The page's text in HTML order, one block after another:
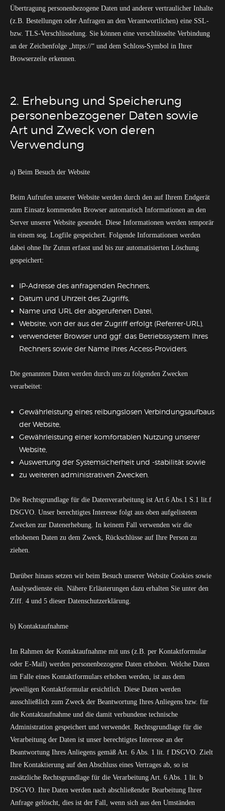
Übertragung personenbezogene Daten und anderer vertraulicher Inhalte
(z.B. Bestellungen oder Anfragen an den Verantwortlichen) eine SSL-
bzw. TLS-Verschlüsselung. Sie können eine verschlüsselte Verbindung
an der Zeichenfolge „https://“ und dem Schloss-Symbol in Ihrer
Browserzeile erkennen.
2. Erhebung und Speicherung
personenbezogener Daten sowie
Art und Zweck von deren
Verwendung
a) Beim Besuch der Website
Beim Aufrufen unserer Website werden durch den auf Ihrem Endgerät
zum Einsatz kommenden Browser automatisch Informationen an den
Server unserer Website gesendet. Diese Informationen werden temporär
in einem sog. Logfile gespeichert. Folgende Informationen werden
dabei ohne Ihr Zutun erfasst und bis zur automatisierten Löschung
gespeichert:
IP-Adresse des anfragenden Rechners,
Datum und Uhrzeit des Zugriffs,
Name und URL der abgerufenen Datei,
Website, von der aus der Zugriff erfolgt (Referrer-URL),
verwendeter Browser und ggf. das Betriebssystem Ihres
Rechners sowie der Name Ihres Access-Providers.
Die genannten Daten werden durch uns zu folgenden Zwecken
verarbeitet:
Gewährleistung eines reibungslosen Verbindungsaufbaus
der Website,
Gewährleistung einer komfortablen Nutzung unserer
Website,
Auswertung der Systemsicherheit und -stabilität sowie
zu weiteren administrativen Zwecken.
Die Rechtsgrundlage für die Datenverarbeitung ist Art.6 Abs.1 S.1 lit.f
DSGVO. Unser berechtigtes Interesse folgt aus oben aufgelisteten
Zwecken zur Datenerhebung. In keinem Fall verwenden wir die
erhobenen Daten zu dem Zweck, Rückschlüsse auf Ihre Person zu
ziehen.
Darüber hinaus setzen wir beim Besuch unserer Website Cookies sowie
Analysedienste ein. Nähere Erläuterungen dazu erhalten Sie unter den
Ziff. 4 und 5 dieser Datenschutzerklärung.
b) Kontaktaufnahme
Im Rahmen der Kontaktaufnahme mit uns (z.B. per Kontaktformular
oder E-Mail) werden personenbezogene Daten erhoben. Welche Daten
im Falle eines Kontaktformulars erhoben werden, ist aus dem
jeweiligen Kontaktformular ersichtlich. Diese Daten werden
ausschließlich zum Zweck der Beantwortung Ihres Anliegens bzw. für
die Kontaktaufnahme und die damit verbundene technische
Administration gespeichert und verwendet. Rechtsgrundlage für die
Verarbeitung der Daten ist unser berechtigtes Interesse an der
Beantwortung Ihres Anliegens gemäß Art. 6 Abs. 1 lit. f DSGVO. Zielt
Ihre Kontaktierung auf den Abschluss eines Vertrages ab, so ist
zusätzliche Rechtsgrundlage für die Verarbeitung Art. 6 Abs. 1 lit. b
DSGVO. Ihre Daten werden nach abschließender Bearbeitung Ihrer
Anfrage gelöscht, dies ist der Fall, wenn sich aus den Umständen